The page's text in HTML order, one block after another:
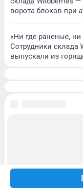
ворота блоков при
«Ни где раненые,
Сотрудники склада
выпускали из